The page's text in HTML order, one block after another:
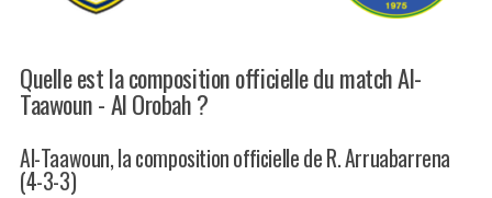
Quelle est la composition officielle du match Al-
Taawoun - Al Orobah ?
Al-Taawoun, la composition officielle de R. Arruabarrena
(4-3-3)